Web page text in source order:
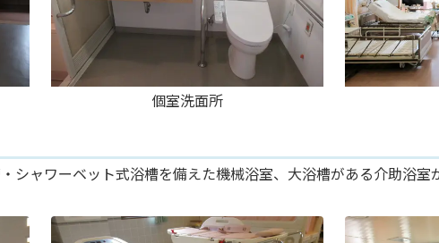
個室洗面所
シャワーベット式浴槽を備えた機械浴室、大浴槽がある介助浴室